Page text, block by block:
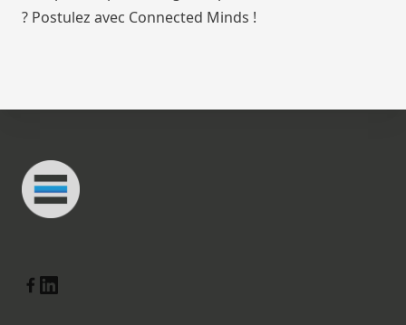
? Postulez avec Connected Minds !
Connected Minds
Linkedin